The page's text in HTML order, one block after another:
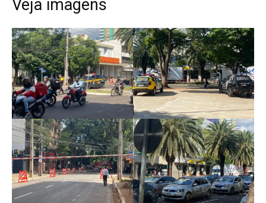
Veja imagens